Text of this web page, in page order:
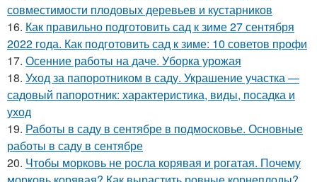
совместимости плодовых деревьев и кустарников
16. Как правильно подготовить сад к зиме 27 сентября
2022 года. Как подготовить сад к зиме: 10 советов профи
17. Осенние работы на даче. Уборка урожая
18. Уход за папоротником в саду. Украшение участка —
садовый папоротник: характеристика, виды, посадка и
уход
19. Работы в саду в сентябре в подмосковье. Основные
работы в саду в сентябре
20. Чтобы морковь не росла корявая и рогатая. Почему